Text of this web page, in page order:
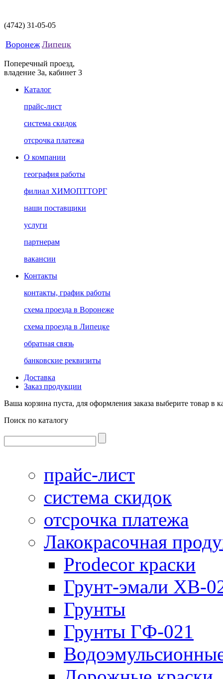
(4742) 31-05-05
Воронеж Липецк
Поперечный проезд,
владение 3а, кабинет 3
Каталог
прайс-лист
система скидок
отсрочка платежа
О компании
география работы
филиал ХИМОПТТОРГ
наши поставщики
услуги
партнерам
вакансии
Контакты
контакты, график работы
схема проезда в Воронеже
схема проезда в Липецке
обратная связь
банковские реквизиты
Доставка
Заказ продукции
Ваша корзина пуста, для оформления заказа выберите товар в
Поиск по каталогу
прайс-лист
система скидок
отсрочка платежа
Лакокрасочная
Prodecor краски
Грунт-эмали ХВ-
Грунты
Грунты ГФ-021